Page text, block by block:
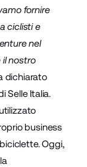
fornire
ciclisti e
nel
il nostro
dichiarato
Selle Italia.
business
Oggi,